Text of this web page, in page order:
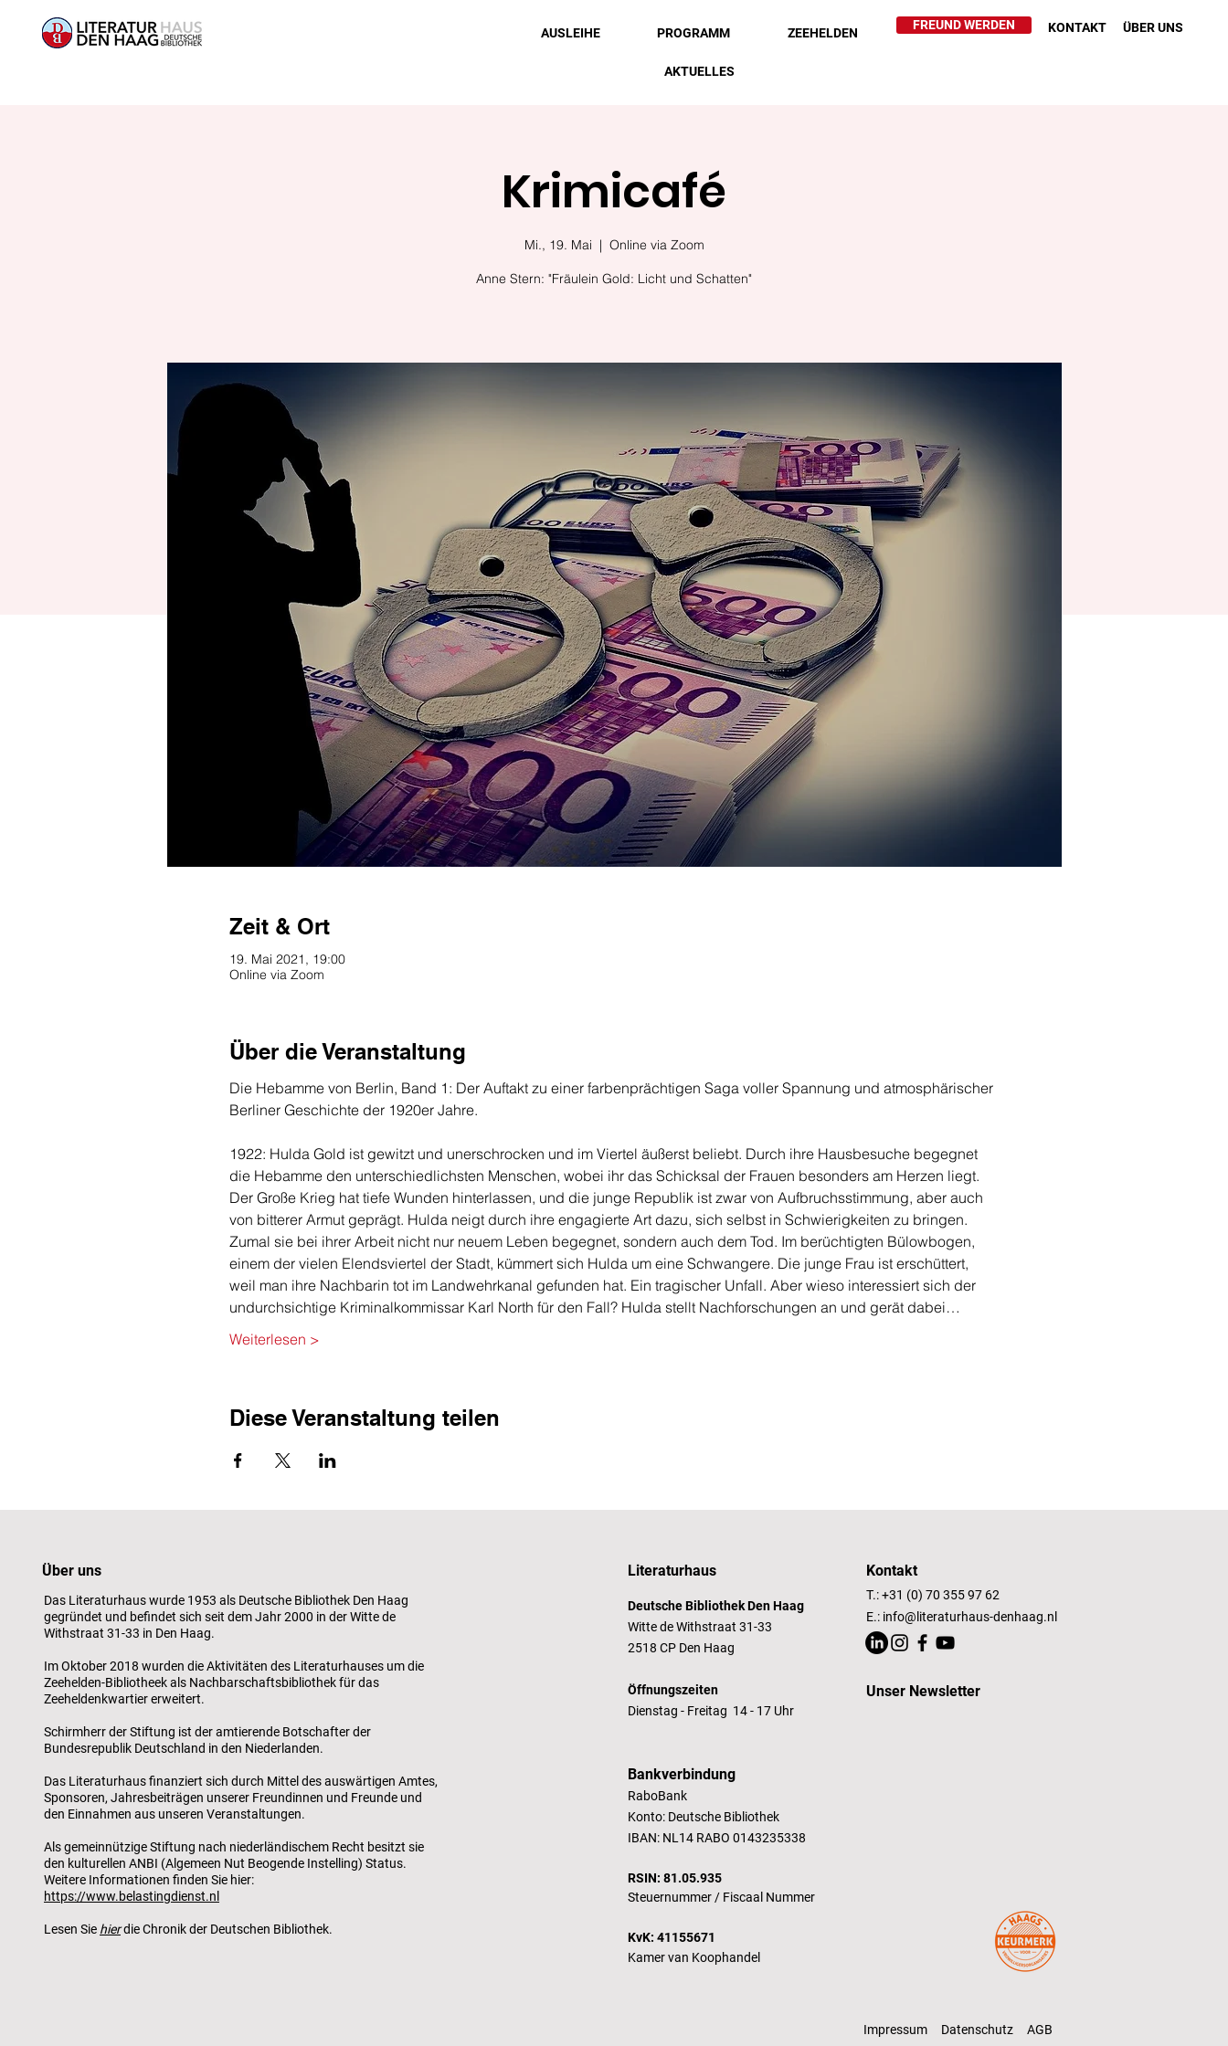
AUSLEIHE PROGRAMM ZEEHELDEN
AKTUELLES
FREUND WERDEN KONTAKT ÜBER UNS
Krimicafé
Mi., 19. Mai
  |
Online via Zoom
Anne Stern: "Fräulein Gold: Licht und Schatten"
Zeit & Ort
19. Mai 2021, 19:00
Online via Zoom
Über die Veranstaltung
Die Hebamme von Berlin, Band 1: Der Auftakt zu einer farbenprächtigen Saga voller Spannung und atmosphärischer
Berliner Geschichte der 1920er Jahre.
1922: Hulda Gold ist gewitzt und unerschrocken und im Viertel äußerst beliebt. Durch ihre Hausbesuche begegnet
die Hebamme den unterschiedlichsten Menschen, wobei ihr das Schicksal der Frauen besonders am Herzen liegt.
Der Große Krieg hat tiefe Wunden hinterlassen, und die junge Republik ist zwar von Aufbruchsstimmung, aber auch
von bitterer Armut geprägt. Hulda neigt durch ihre engagierte Art dazu, sich selbst in Schwierigkeiten zu bringen.
Zumal sie bei ihrer Arbeit nicht nur neuem Leben begegnet, sondern auch dem Tod. Im berüchtigten Bülowbogen,
einem der vielen Elendsviertel der Stadt, kümmert sich Hulda um eine Schwangere. Die junge Frau ist erschüttert,
weil man ihre Nachbarin tot im Landwehrkanal gefunden hat. Ein tragischer Unfall. Aber wieso interessiert sich der
undurchsichtige Kriminalkommissar Karl North für den Fall? Hulda stellt Nachforschungen an und gerät dabei…
Weiterlesen >
Diese Veranstaltung teilen
Über uns
Das Literaturhaus wurde 1953 als Deutsche Bibliothek Den Haag
gegründet und befindet sich seit dem Jahr 2000 in der Witte de
Withstraat 31-33 in Den Haag.
Im Oktober 2018 wurden die Aktivitäten des Literaturhauses um die
Zeehelden-Bibliotheek als Nachbarschaftsbibliothek für das
Zeeheldenkwartier erweitert.
Schirmherr der Stiftung ist der amtierende Botschafter der
Bundesrepublik Deutschland in den Niederlanden.
Das Literaturhaus finanziert sich durch Mittel des auswärtigen Amtes,
Sponsoren, Jahresbeiträgen unserer Freundinnen und Freunde und
den Einnahmen aus unseren Veranstaltungen.
Als gemeinnützige Stiftung nach niederländischem Recht besitzt sie
den kulturellen ANBI (Algemeen Nut Beogende Instelling) Status.
Weitere Informationen finden Sie hier:
https://www.belastingdienst.nl
Lesen Sie hierdie Chronik der Deutschen Bibliothek.
Literaturhaus
Deutsche Bibliothek Den Haag
Witte de Withstraat 31-33
2518 CP Den Haag
Öffnungszeiten
Dienstag - Freitag 14 - 17 Uhr
Bankverbindung
RaboBank
Konto: Deutsche Bibliothek
IBAN: NL14 RABO 0143235338
RSIN: 81.05.935
Steuernummer / Fiscaal Nummer
KvK: 41155671
Kamer van Koophandel
Kontakt
T.: +31 (0) 70 355 97 62
E.: info@literaturhaus-denhaag.nl
Unser Newsletter
Impressum Datenschutz AGB